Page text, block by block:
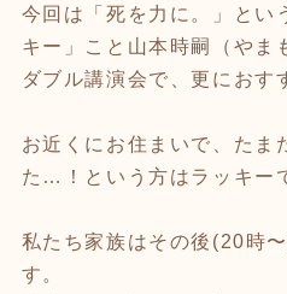
今回は「死を力に。」とい
キー」こと山本時嗣（やま
ダブル講演会で、更におす
お近くにお住まいで、たま
た…！という方はラッキー
私たち家族はその後(20時
す。